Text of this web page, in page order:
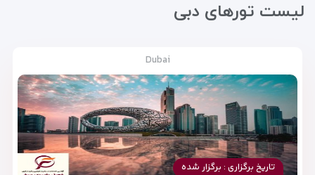
لیست تورهای دبی
Dubai
تاریخ برگزاری : برگزار شده